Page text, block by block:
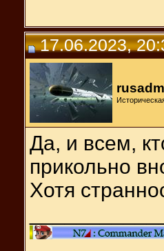
17.06.2023,
Да, и всем,
прикольно
Хотя